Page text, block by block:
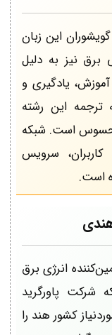
این زبان
نیز به دلیل
آموزش، یادگیری و
ترجمه این رشته
است. شبکه
سرویس
است.
انرژی برق
شرکت پاورگرید
از برق موردنیاز کشور هند را